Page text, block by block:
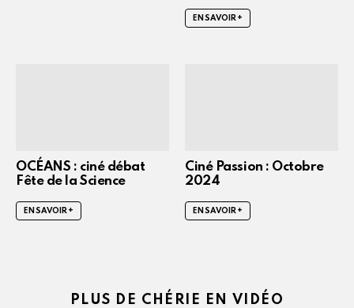
EN SAVOIR +
OCÉANS : ciné débat
Fête de la Science
EN SAVOIR +
Ciné Passion : Octobre
2024
EN SAVOIR +
PLUS DE CHÉRIE EN VIDÉO